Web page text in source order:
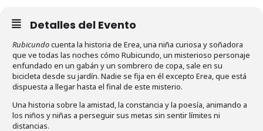
Detalles del Evento
Rubicundocuenta la historia de Erea, una niña curiosa y soñadora
que ve todas las noches cómo Rubicundo, un misterioso personaje
enfundado en un gabán y un sombrero de copa, sale en su
bicicleta desde su jardín. Nadie se fija en él excepto Erea, que está
dispuesta a llegar hasta el final de este misterio.
Una historia sobre la amistad, la constancia y la poesía, animando a
los niños y niñas a perseguir sus metas sin sentir límites ni
distancias.